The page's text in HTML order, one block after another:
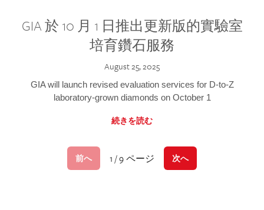
GIA 於 10 月 1 日推出更新版的實驗室
培育鑽石服務
August 25, 2025
GIA will launch revised evaluation services for D-to-Z
laboratory-grown diamonds on October 1
続きを読む
前へ 1 / 9 ページ 次へ